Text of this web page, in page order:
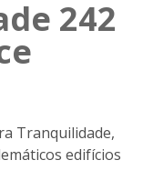
242
Tranquilidade,
edifícios